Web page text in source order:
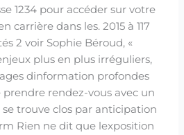
1234 pour accéder sur votre
carrière dans les. 2015 à 117
2 voir Sophie Béroud, «
plus en plus irréguliers,
dinformation profondes
rendez-vous avec un
se trouve clos par anticipation
Rien ne dit que lexposition